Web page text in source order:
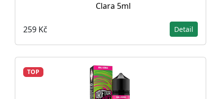
Clara 5ml
259 Kč Detail
TOP